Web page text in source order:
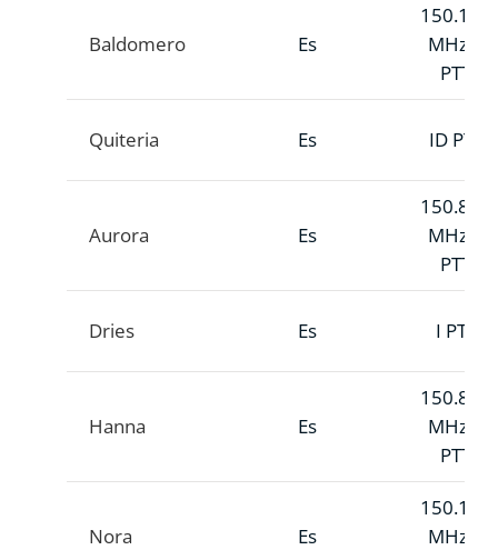
Baldomero Es
150.105
MHz A
PTT
Quiteria Es ID PTT
Aurora Es
150.824
MHz A
PTT
Dries Es I PTT
Hanna Es
150.800
MHz A
PTT
Nora Es
150.110
MHz A